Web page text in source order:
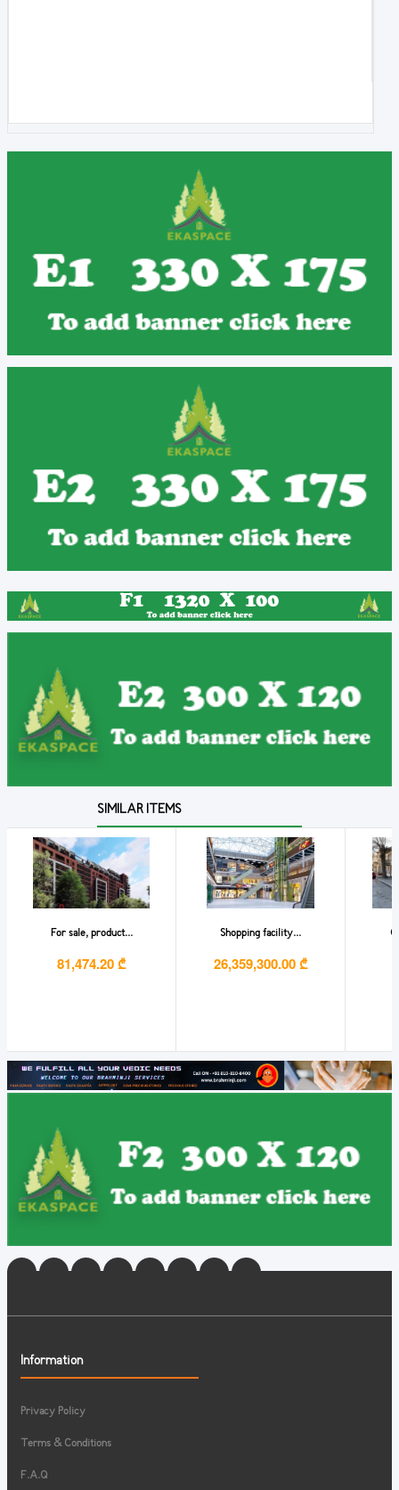
SIMILAR ITEMS
For sale, product...
81,474.20 ₾
Shopping facility...
26,359,300.00 ₾
Information
Privacy Policy
Terms & Conditions
F.A.Q